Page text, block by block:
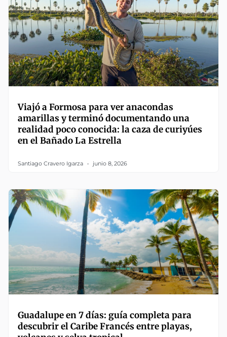
Viajó a Formosa para ver anacondas
amarillas y terminó documentando una
realidad poco conocida: la caza de curiyúes
en el Bañado La Estrella
Santiago Cravero Igarza junio 8, 2026
Guadalupe en 7 días: guía completa para
descubrir el Caribe Francés entre playas,